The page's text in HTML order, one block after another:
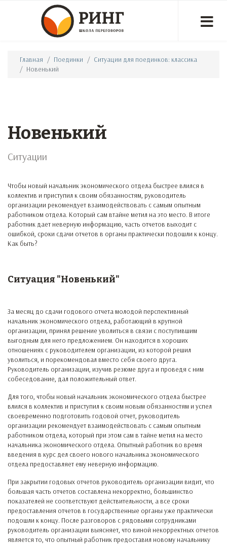
Главная Поединки
Ситуации для поединков: классика
Новенький
Новенький
Ситуации
Чтобы новый начальник экономического отдела быстрее влился в
коллектив и приступил к своим обязанностям, руководитель
организации рекомендует взаимодействовать с самым опытным
работником отдела. Который сам втайне метил на это место. В итоге
работник дает неверную информацию, часть отчетов выходит с
ошибкой, сроки сдачи отчетов в органы практически подошли к концу.
Как быть?
Ситуация "Новенький"
За месяц до сдачи годового отчета молодой перспективный
начальник экономического отдела, работающий в крупной
организации, принял решение уволиться в связи с поступившим
выгодным для него предложением. Он находится в хороших
отношениях с руководителем организации, из которой решил
уволиться, и порекомендовал вместо себя своего друга.
Руководитель организации, изучив резюме друга и проведя с ним
собеседование, дал положительный ответ.
Для того, чтобы новый начальник экономического отдела быстрее
влился в коллектив и приступил к своим новым обязанностям и успел
своевременно подготовить годовой отчет, руководитель
организации рекомендует взаимодействовать с самым опытным
работником отдела, который при этом сам в тайне метил на место
начальника экономического отдела. Опытный работник во время
введения в курс дел своего нового начальника экономического
отдела предоставляет ему неверную информацию.
При закрытии годовых отчетов руководитель организации видит, что
большая часть отчетов составлена некорректно, большинство
показателей не соответствуют действительности, а все сроки
предоставления отчетов в государственные органы уже практически
подошли к концу. После разговоров с рядовыми сотрудниками
руководитель организации выясняет, что виной некорректных отчетов
является то, что опытный работник предоставил новому начальнику